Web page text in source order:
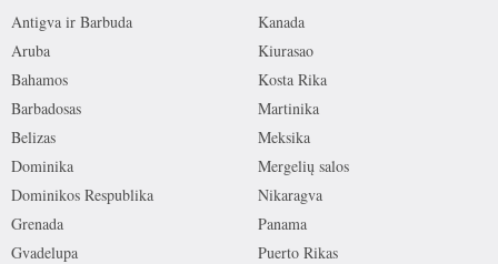
Antigva ir Barbuda
Aruba
Bahamos
Barbadosas
Belizas
Dominika
Dominikos Respublika
Grenada
Gvadelupa
Kanada
Kiurasao
Kosta Rika
Martinika
Meksika
Mergelių salos
Nikaragva
Panama
Puerto Rikas